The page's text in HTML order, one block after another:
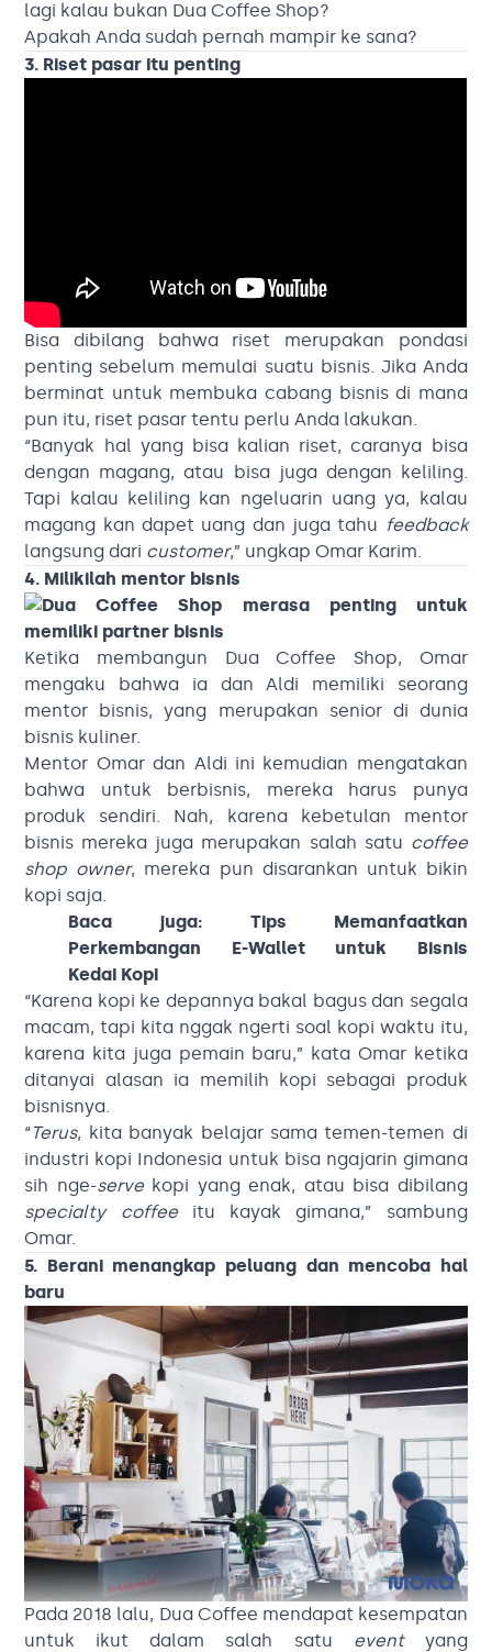
lagi kalau bukan Dua Coffee Shop?
Apakah Anda sudah pernah mampir ke sana?
3. Riset pasar itu penting
Bisa dibilang bahwa riset merupakan pondasi
penting sebelum memulai suatu bisnis. Jika Anda
berminat untuk membuka cabang bisnis di mana
pun itu, riset pasar tentu perlu Anda lakukan.
“Banyak hal yang bisa kalian riset, caranya bisa
dengan magang, atau bisa juga dengan keliling.
Tapi kalau keliling kan ngeluarin uang ya, kalau
magang kan dapet uang dan juga tahu feedback
langsung dari customer,” ungkap Omar Karim.
4. Milikilah mentor bisnis
Ketika membangun Dua Coffee Shop, Omar
mengaku bahwa ia dan Aldi memiliki seorang
mentor bisnis, yang merupakan senior di dunia
bisnis kuliner.
Mentor Omar dan Aldi ini kemudian mengatakan
bahwa untuk berbisnis, mereka harus punya
produk sendiri. Nah, karena kebetulan mentor
bisnis mereka juga merupakan salah satu coffee
shop owner, mereka pun disarankan untuk bikin
kopi saja.
Baca juga: Tips Memanfaatkan
Perkembangan E-Wallet untuk Bisnis
Kedai Kopi
“Karena kopi ke depannya bakal bagus dan segala
macam, tapi kita nggak ngerti soal kopi waktu itu,
karena kita juga pemain baru,” kata Omar ketika
ditanyai alasan ia memilih kopi sebagai produk
bisnisnya.
“ Terus, kita banyak belajar sama temen-temen di
industri kopi Indonesia untuk bisa ngajarin gimana
sih nge-servekopi yang enak, atau bisa dibilang
specialty coffeeitu kayak gimana,” sambung
Omar.
5. Berani menangkap peluang dan mencoba hal
baru
Pada 2018 lalu, Dua Coffee mendapat kesempatan
untuk ikut dalam salah satu event yang